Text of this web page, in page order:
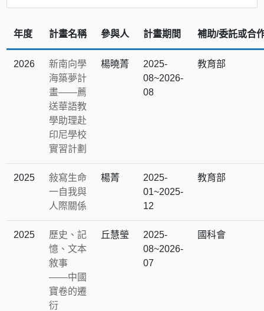
年度 計畫名稱 參與人 計畫期間 補助/委託或合
2026
新南向學
海築夢計
畫——薦
送華語教
學助理赴
印尼學校
實習計劃
楊曉菁
2025-
08~2026-
08
教育部
2025
敍寫生命
一自我與
人際關係
楊菁
2025-
01~2025-
12
教育部
2025
歷史、記
憶、文本
敘事
——中國
寶卷的遷
衍
丘慧瑩
2025-
08~2026-
07
國科會